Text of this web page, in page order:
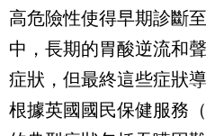
高危險性使得早期診斷
中，長期的胃酸逆流和
症狀，但最終這些症狀
根據英國國民保健服務